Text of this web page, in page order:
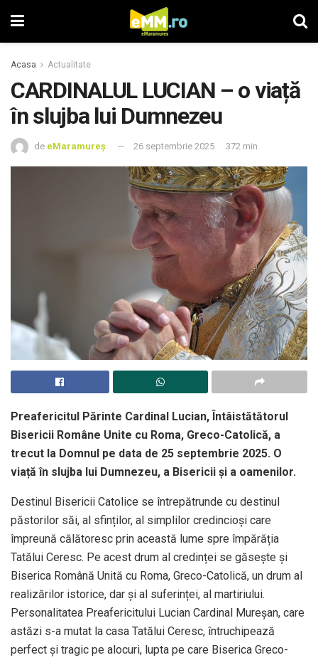
Acasa Actualitate
CARDINALUL LUCIAN – o viață
în slujba lui Dumnezeu
de eMaramureș 26 septembrie 2025 372 min
Preafericitul Părinte Cardinal Lucian, Întâistătătorul
Bisericii Române Unite cu Roma, Greco-Catolică, a
trecut la Domnul pe data de 25 septembrie 2025. O
viață în slujba lui Dumnezeu, a Bisericii și a oamenilor.
Destinul Bisericii Catolice se întrepătrunde cu destinul
păstorilor săi, al sfinților, al simplilor credincioși care
împreună călătoresc prin această lume spre împărăția
Tatălui Ceresc. Pe acest drum al credinței se găsește și
Biserica Română Unită cu Roma, Greco-Catolică, un drum al
realizărilor istorice, dar și al suferinței, al martiriului.
Personalitatea Preafericitului Lucian Cardinal Mureșan, care
astăzi s-a mutat la casa Tatălui Ceresc, întruchipează
perfect și tragic pe alocuri, lupta pe care Biserica Greco-